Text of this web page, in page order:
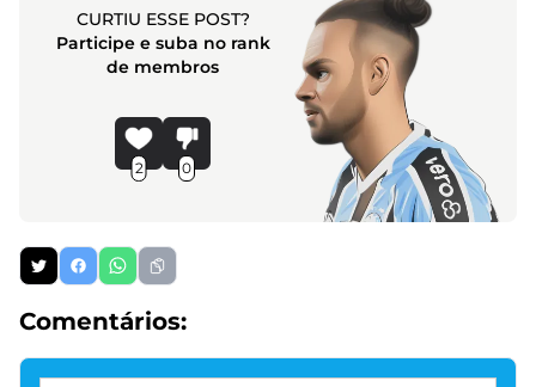
CURTIU ESSE POST?
Participe e suba no rank
de membros
2 0
Comentários: